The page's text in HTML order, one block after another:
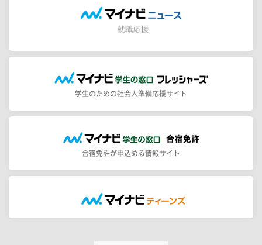
学生のための社会人準備応援サイト
合宿免許が申込める情報サイト